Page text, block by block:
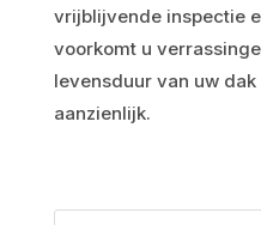
vrijblijvende inspectie
voorkomt u
levensduur van uw
aanzienlijk.